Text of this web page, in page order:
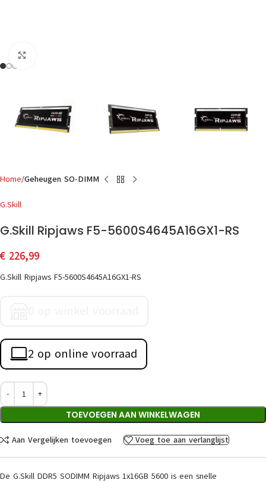
Home Geheugen SO-DIMM
G.Skill
G.Skill Ripjaws F5-5600S4645A16GX1-RS
€ 226,99
G.Skill Ripjaws F5-5600S4645A16GX1-RS
2 op online voorraad
TOEVOEGEN AAN WINKELWAGEN
Aan Vergelijken toevoegen Voeg toe aan verlanglijst
De G.Skill DDR5 SODIMM Ripjaws 1x16GB 5600 is een snelle